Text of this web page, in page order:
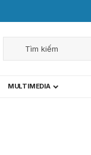
MULTIMEDIA